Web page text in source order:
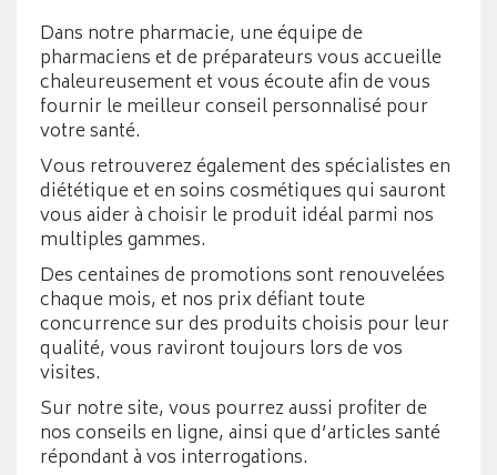
Dans notre pharmacie, une équipe de
pharmaciens et de préparateurs vous accueille
chaleureusement et vous écoute afin de vous
fournir le meilleur conseil personnalisé pour
votre santé.
Vous retrouverez également des spécialistes en
diététique et en soins cosmétiques qui sauront
vous aider à choisir le produit idéal parmi nos
multiples gammes.
Des centaines de promotions sont renouvelées
chaque mois, et nos prix défiant toute
concurrence sur des produits choisis pour leur
qualité, vous raviront toujours lors de vos
visites.
Sur notre site, vous pourrez aussi profiter de
nos conseils en ligne, ainsi que d’articles santé
répondant à vos interrogations.